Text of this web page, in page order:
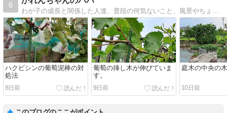
6
ハクビシンの葡萄泥棒の対
処法
8日前
葡萄の挿し木が伸びていま
す。
9日前
庭木の中央の
10日前